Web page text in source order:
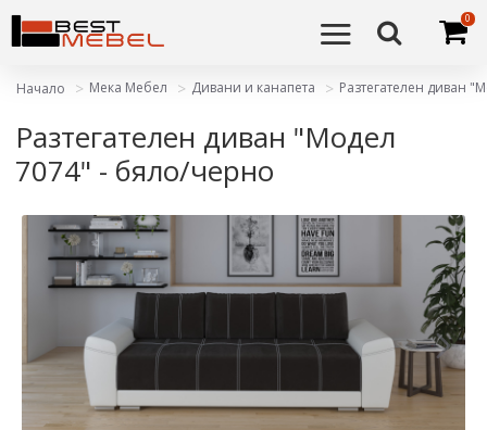
0
Начало Мека Мебел Дивани и канапета Разтегателен диван
Разтегателен диван "Модел
7074" - бяло/черно